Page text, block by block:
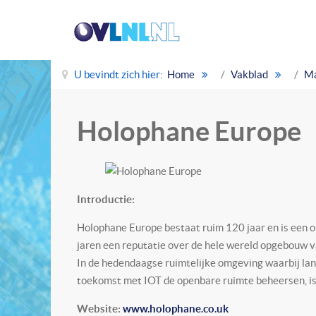
U bevindt zich hier: Home Vakblad
Holophane Europe
Introductie:
Holophane Europe bestaat ruim 120 jaar en is een
jaren een reputatie over de hele wereld
In de hedendaagse ruimtelijke omgeving waarbij
toekomst met IOT de openbare ruimte beheersen,
Website: www.holophane.co.uk